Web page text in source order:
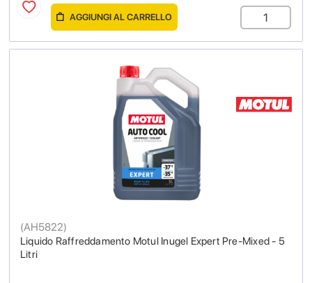
AGGIUNGI AL CARRELLO
Liquido Raffreddamento Motul Inugel Expert Pre-Mixed - 5
Litri
(AH5822)